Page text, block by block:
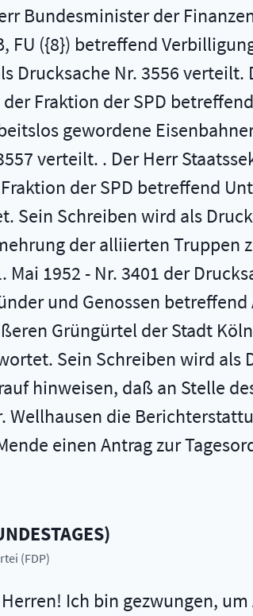
Bundesminister der
FU ({8}) betreffend
Drucksache Nr. 3556
Fraktion der SPD
gewordene
verteilt. . Der Herr
der SPD betreffend
Sein Schreiben wird als
der alliierten Truppen
1952 - Nr. 3401 der
und Genossen
Grüngürtel der Stadt
Sein Schreiben wird als
hinweisen, daß an Stelle
Wellhausen die
einen Antrag zur
)
(FDP)
Ich bin gezwungen,